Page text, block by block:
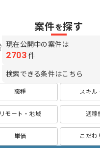
案件を探す
現在公開中の案件は
2703 件
検索できる条件はこちら
職種 スキル
リモート・地域 週稼
単価 こだわ